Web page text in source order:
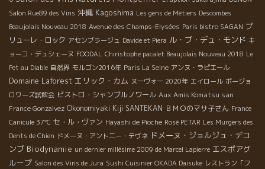
Salon Rue89 des Vins 沖縄 Kagoshima Les gens de Métiers Descombes
Beaujolais Nouveau 2018 Avenue des Champs-Elysées Paris bistro SAGAN プ
リューレ・ロック アセンブラージュ Davide et Piera ル・ブ・デュ・モンド キ
ョーコ・デュシェーヌ FOODAL Chiristophe pacalet Beaujolais Nouveau 2018 Le
Pet au Diable 自然界 モルゴン2016年 Paris La Seine アンヌ・ラピエール
Domaine Laforest エリック・カム ヌーヴォー 2020年 エイロール ボージョ
ロワーズ試飲会 ビストロ・シャンブルノワール Aux Amis Komatsu san
France Gonzalvez Okonomiyaki Kiji SANTEKAN ＢＭＯのマサ子さん France
Canicule 37℃ セ・ル・ヴァン Hayashi de Pioche Rosé PETAR Les Murgers des
Dents de Chien ドメーヌ・アント二ー・テヴネ ドメーヌ・ジョルジュ・デコ
ンブ Biodynamie un dernier millésime 2009 de Marcel Lapierre エスポアグ
ループ Salon des Vins de Jura Sushi Cuisinier OKADA Daisuke レストラン「フ